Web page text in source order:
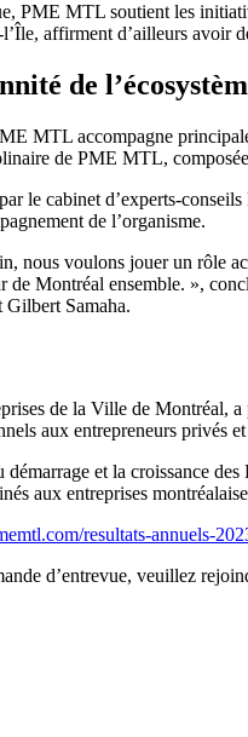
PME MTL soutient les
affirment d’ailleurs avoir
de
MTL accompagne
de PME MTL,
le cabinet d’experts-
de l’organisme.
nous voulons jouer un rôle
Montréal ensemble. »,
Samaha.
de la Ville de Montréal,
aux entrepreneurs privés
et la croissance
aux entreprises
resultats-annuels-
d’entrevue, veuillez